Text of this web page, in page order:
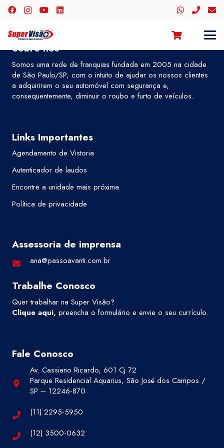
Sobre nós
Somos uma rede de franquias fundada em 2005 na cidade
de São Paulo/SP, com o intuito de ajudar os nossos clientes
a adquirirem o seu automóvel com segurança e,
consequentemente, diminuir o roubo e furto de veículos.
Links Importantes
Agendamento de Vistoria
Autenticador de laudos
Encontre a unidade mais próxima
Política de privacidade
Assessoria de imprensa
ana@passoavanti.com.br
Trabalhe Conosco
Quer trabalhar na Super Visão?
Clique aqui, preencha o formulário e envie o seu currículo.
Fale Conosco
Av. Cassiano Ricardo, 601 Cj 72
Parque Residencial Aquarius, São José dos Campos /
SP – 12246-870
(11) 2295-5950
(12) 3500-0632